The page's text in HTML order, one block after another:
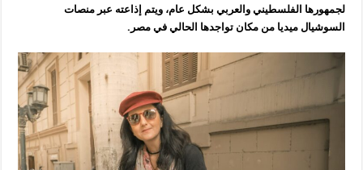
لجمهورها الفلسطيني والعربي بشكل عام، ويتم إذاعته عبر منصات
السوشيال ميديا من مكان تواجدها الحالي في مصر.